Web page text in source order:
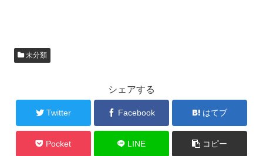
未分類
シェアする
Twitter Facebook はてブ
Pocket LINE コピー